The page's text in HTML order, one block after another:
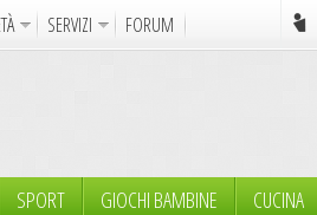
SERVIZI FORUM
Giochi Bambine Favole
SPORT GIOCHI BAMBINE CUCINA